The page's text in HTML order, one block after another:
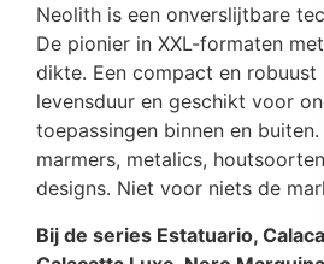
Neolith is een onverslijtbare
De pionier in XXL-formaten met
dikte. Een compact en robuust
levensduur en geschikt voor
toepassingen binnen en buiten.
marmers, metalics, houtsoorten
designs. Niet voor niets de
Bij de series Estatuario,